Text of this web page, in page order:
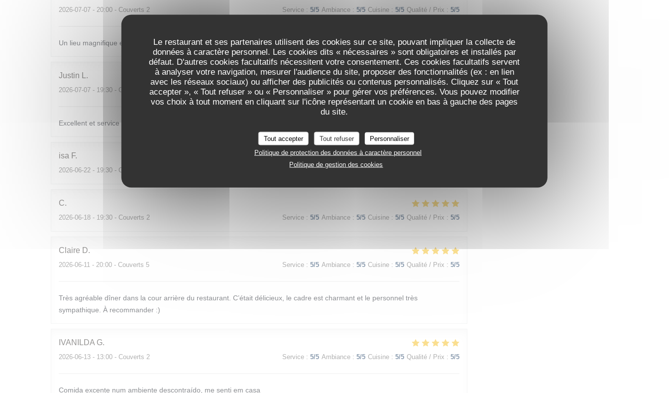
Le restaurant et ses partenaires utilisent des cookies sur ce site, pouvant impliquer la collecte de
données à caractère personnel. Les cookies dits « nécessaires » sont obligatoires et installés par
défaut. D'autres cookies facultatifs nécessitent votre consentement. Ces cookies facultatifs servent
à analyser votre navigation, mesurer l'audience du site, proposer des fonctionnalités (ex : en lien
avec les réseaux sociaux) ou afficher des publicités ou contenus personnalisés. Cliquez sur « Tout
accepter », « Tout refuser » ou « Personnaliser » pour gérer vos préférences. Vous pouvez modifier
vos choix à tout moment en cliquant sur l'icône représentant un cookie en bas à gauche des pages
du site.
Tout accepter Tout refuser
Personnaliser
Politique de protection des données à caractère personnel
Politique de gestion des cookies
2026-07-07 - 20:00 - Couverts 2 Service : 5/5 Ambiance : 5/5 Cuisine : 5/5 Qualité / Prix : 5/5
Un lieu magnifique et une cuisine incroyable , merci.
Justin
2026-07-07 - 19:30 - Couverts 2 Service: 5/5 Ambiance : 5/5 Cuisine : 5/5 Qualité / Prix: 5/5
Excellent et service très sympa
isa F
2026-06-22 - 19:30 - Couverts 4 Service: 5/5 Ambiance: 5/5 Cuisine
C
2026-06-18 - 19:30 - Couverts 2 Service : 5/5 Ambiance : 5/5 Cuisine : 5/5 Qualité / Prix : 5/5
Claire D
2026-06-11 - 20:00 - Couverts 5 Service : 5/5 Ambiance : 5/5 Cuisine : 5/5 Qualité / Prix : 5/5
Très agréable dîner dans la cour arrière du restaurant. C’était délicieux, le cadre est charmant et le personnel très
sympathique. À recommander :)
IVANILDA G
2026-06-13 - 13:00 - Couverts 2 Service : 5/5 Ambiance : 5/5 Cuisine : 5/5 Qualité / Prix : 5/5
Comida excente num ambiente descontraído, me senti em casa
ODÍLIA RESTAURANT